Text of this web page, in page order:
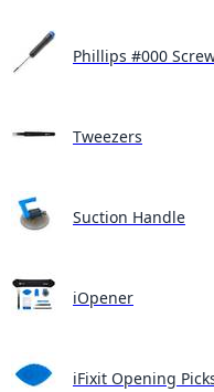
Phillips #000
Tweezers
Suction Handle
iOpener
iFixit Opening